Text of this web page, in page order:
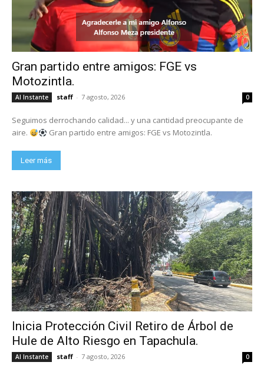
Gran partido entre amigos: FGE vs
Motozintla.
Al Instante staff - 7 agosto, 2026 0
Seguimos derrochando calidad... y una cantidad preocupante de
aire.
Gran partido entre amigos: FGE vs Motozintla.
Leer más
Inicia Protección Civil Retiro de Árbol de
Hule de Alto Riesgo en Tapachula.
Al Instante staff - 7 agosto, 2026 0